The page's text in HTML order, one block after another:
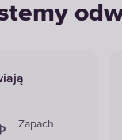
Zapach